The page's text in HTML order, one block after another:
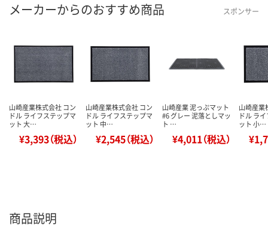
メーカーからのおすすめ商品 スポンサー
山崎産業株式会社 コン
ドル ライフステップマ
ット 大…
¥3,393（税込）
山崎産業株式会社 コン
ドル ライフステップマ
ット 中…
¥2,545（税込）
山崎産業 泥っぷマット
#6 グレー 泥落としマッ
ト …
¥4,011（税込）
山崎産業
ドル ラ
ット 小…
商品説明